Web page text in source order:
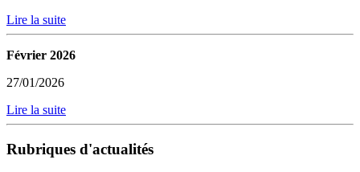
Lire la suite
Février 2026
27/01/2026
Lire la suite
Rubriques d'actualités